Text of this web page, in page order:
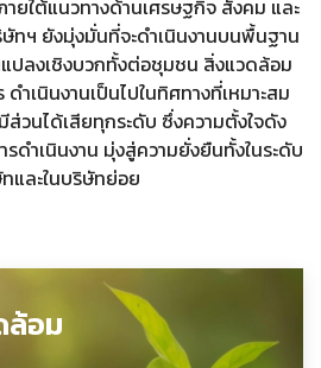
ยใต้แนวทางด้านเศรษฐกิจ สังคม และ
ทฯ ยังมุ่งมั่นที่จะดำเนินงานบนพื้นฐาน
แปลงเชิงบวกทั้งต่อชุมชน สิ่งแวดล้อม
ดำเนินงานเป็นไปในทิศทางที่เหมาะสม
ส่วนได้เสียทุกระดับ ซึ่งความตั้งใจดัง
รดำเนินงาน มุ่งสู่ความยั่งยืนทั้งในระดับ
และในบริษัทย่อย
ล้อม